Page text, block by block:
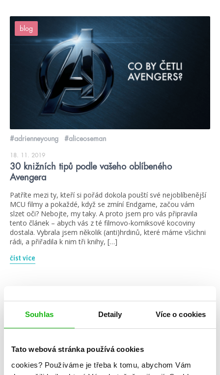
Souhlas Detaily Více o cookies
Tato webová stránka používá cookies
cookies? Používáme je třeba k tomu, abychom Vám
blog
#adrienneyoung #aliceoseman
18. 11. 2019
30 knižních tipů podle vašeho oblíbeného
Avengera
Patříte mezi ty, kteří si pořád dokola pouští své nejoblíbenější
MCU filmy a pokaždé, když se zmíní Endgame, začou vám
slzet oči? Nebojte, my taky. A proto jsem pro vás připravila
tento článek – abych vás z té filmovo-komiksové kocoviny
dostala. Vybrala jsem několik (anti)hrdinů, které máme všichni
rádi, a přiřadila k nim tři knihy, […]
číst více
blog